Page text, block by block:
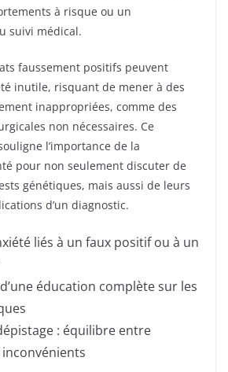
à risque ou un
suivi médical.
faussement positifs peuvent
inutile, risquant de mener à des
inappropriées, comme des
non nécessaires. Ce
l’importance de la
pour non seulement discuter de
génétiques, mais aussi de leurs
d’un diagnostic.
liés à un faux positif ou à un
éducation complète sur les
: équilibre entre